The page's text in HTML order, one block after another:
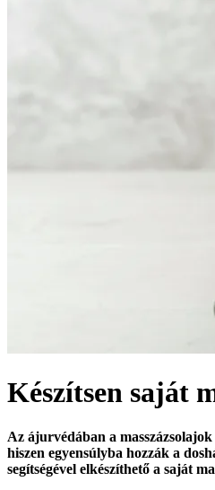
Készítsen saját
Az ájurvédában a
hiszen egyensúlyba hozzák a
segítségével elkészíthető a saját